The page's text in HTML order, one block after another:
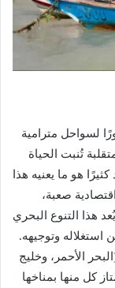
لسواحل مترامية
تُنبت الحياة
هو ما يعنيه هذا
صعبة،
هذا التنوع البحري
وتوجيهه.
الأحمر، وخليج
كل منها بمناخها